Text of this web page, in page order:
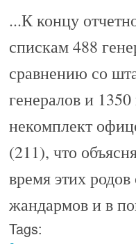
...К концу
спискам 488
сравнению со
генералов и
некомплект
(211), что
время этих
жандармов и в
Tags: